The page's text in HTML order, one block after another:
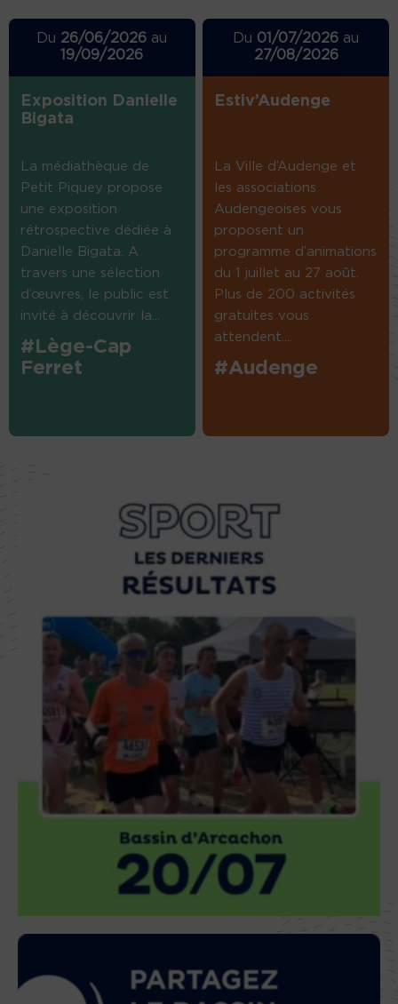
Du 26/06/2026 au
19/09/2026
Exposition Danielle
Bigata
La médiathèque de
Petit Piquey propose
une exposition
rétrospective dédiée à
Danielle Bigata. A
travers une sélection
d’œuvres, le public est
invité à découvrir la...
#Lège-Cap
Ferret
Du 01/07/2026 au
27/08/2026
Estiv’Audenge
La Ville d’Audenge et
les associations
Audengeoises vous
proposent un
programme d’animations
du 1 juillet au 27 août.
Plus de 200 activités
gratuites vous
attendent....
#Audenge